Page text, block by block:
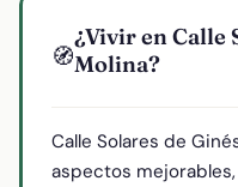
🧭
¿Vivir en Calle
Molina?
Calle Solares de
aspectos